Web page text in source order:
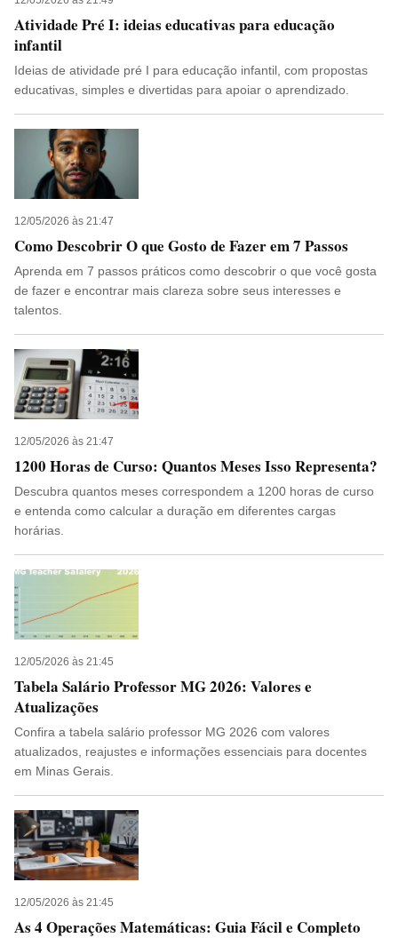
Atividade Pré I: ideias educativas para educação
infantil
Ideias de atividade pré I para educação infantil, com propostas
educativas, simples e divertidas para apoiar o aprendizado.
12/05/2026 às 21:47
Como Descobrir O que Gosto de Fazer em 7 Passos
Aprenda em 7 passos práticos como descobrir o que você gosta
de fazer e encontrar mais clareza sobre seus interesses e
talentos.
12/05/2026 às 21:47
1200 Horas de Curso: Quantos Meses Isso Representa?
Descubra quantos meses correspondem a 1200 horas de curso
e entenda como calcular a duração em diferentes cargas
horárias.
12/05/2026 às 21:45
Tabela Salário Professor MG 2026: Valores e
Atualizações
Confira a tabela salário professor MG 2026 com valores
atualizados, reajustes e informações essenciais para docentes
em Minas Gerais.
12/05/2026 às 21:45
As 4 Operações Matemáticas: Guia Fácil e Completo